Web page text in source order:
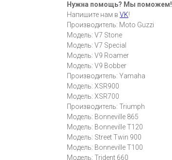
Нужна помощь? Мы поможем!
Напишите нам в VK!
Производитель: Moto Guzzi
Модель: V7 Stone
Модель: V7 Special
Модель: V9 Roamer
Модель: V9 Bobber
Производитель: Yamaha
Модель: XSR900
Модель: XSR700
Производитель: Triumph
Модель: Bonneville 865
Модель: Bonneville T120
Модель: Street Twin 900
Модель: Bonneville T100
Модель: Trident 660